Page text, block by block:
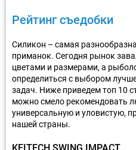
Рейтинг съедобки
Силикон – самая
приманок. Сегодня рынок
цветами и размерами, а
определиться с выбором
задач. Ниже приведем топ 10
можно смело рекомендовать
универсальную и уловистую,
нашей страны.
KEITECH SWING IMPACT